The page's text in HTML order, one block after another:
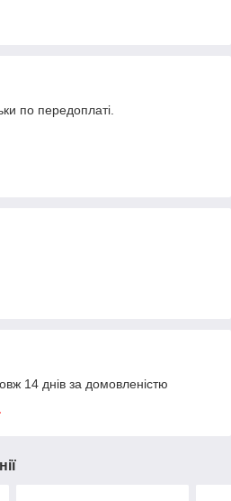
по передоплаті.
14 днів за домовленістю